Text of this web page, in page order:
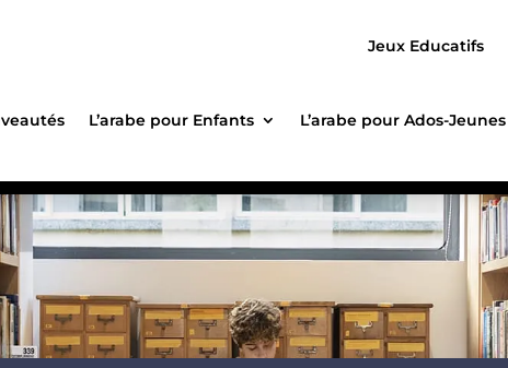
Jeux Educatifs
L’arabe pour Enfants L’arabe pour Ados-Jeunes